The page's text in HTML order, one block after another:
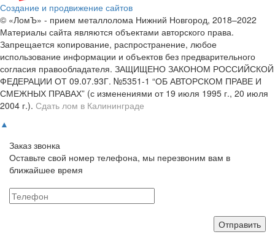
Создание и продвижение сайтов
© «ЛомЪ» - прием металлолома Нижний Новгород, 2018–2022
Материалы сайта являются объектами авторского права.
Запрещается копирование, распространение, любое
использование информации и объектов без предварительного
согласия правообладателя. ЗАЩИЩЕНО ЗАКОНОМ РОССИЙСКОЙ
ФЕДЕРАЦИИ ОТ 09.07.93Г. №5351-1 “ОБ АВТОРСКОМ ПРАВЕ И
СМЕЖНЫХ ПРАВАХ” (с изменениями от 19 июля 1995 г., 20 июля
2004 г.). Сдать лом в Калининграде
▲
Заказ звонка
Оставьте свой номер телефона, мы перезвоним вам в
ближайшее время